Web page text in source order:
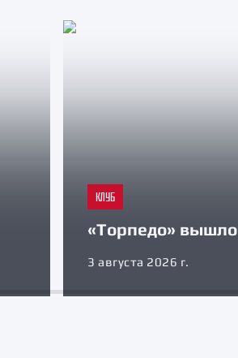
КЛУБ
«Торпедо» вышло
3 августа 2026 г.